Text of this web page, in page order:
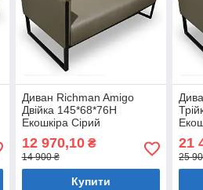
Диван Richman Amigo
Двійка 145*68*76H
Екошкіра Сірий
12 970,10₴
14 900 ₴
Купити
21
25